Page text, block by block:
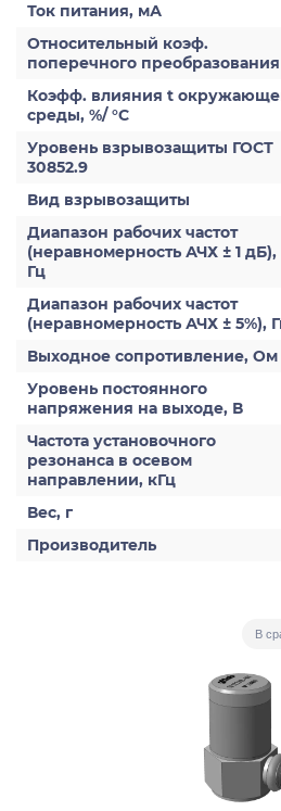
Ток питания, мА
Относительный коэф.
поперечного преобразования
Коэфф. влияния t
среды, %/ °С
Уровень взрывозащиты ГОСТ
30852.9
Вид взрывозащиты
Диапазон рабочих частот
(неравномерность АЧХ ± 1 дБ),
Гц
Диапазон рабочих частот
(неравномерность АЧХ ± 5%),
Выходное сопротивление, Ом
Уровень постоянного
напряжения на выходе, В
Частота установочного
резонанса в осевом
направлении, кГц
Вес, г
Производитель
В